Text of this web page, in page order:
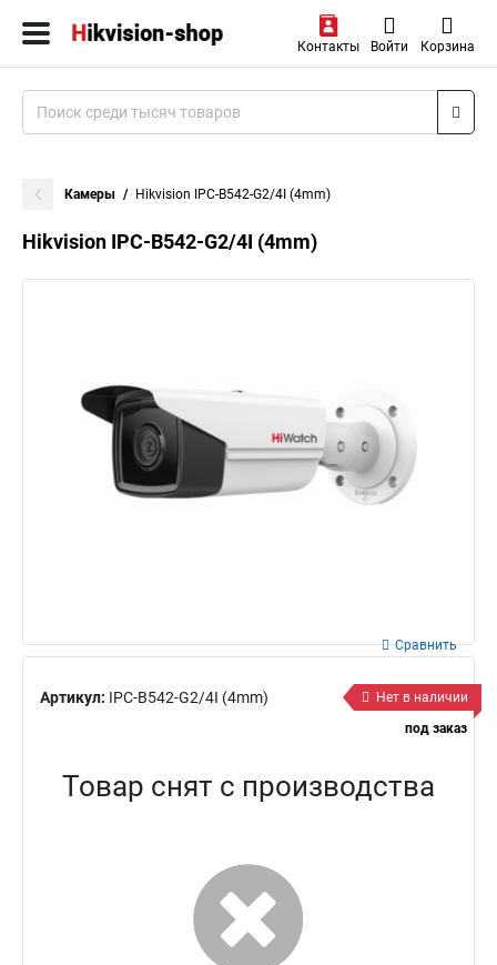
Контакты Войти Корзина
Камеры Hikvision IPC-B542-G2/4I (4mm)
Hikvision IPC-B542-G2/4I (4mm)
Артикул: IPC-B542-G2/4I (4mm)
Сравнить
Нет в наличии
под заказ
Товар снят с производства